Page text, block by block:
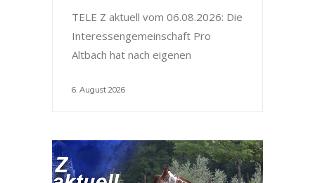
TELE Z aktuell vom 06.08.2026: Die
Interessengemeinschaft Pro
Altbach hat nach eigenen
6. August 2026